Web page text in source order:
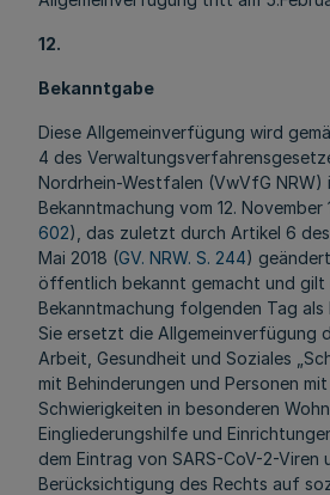
12.
Bekanntgabe
Diese Allgemeinverfügung wird
4 des
Nordrhein-Westfalen (VwVfG NRW)
Bekanntmachung vom 12. November
602), das zuletzt durch Artikel 6 des
Mai 2018 (GV. NRW. S. 244)
öffentlich bekannt gemacht und gilt
Bekanntmachung folgenden Tag
Sie ersetzt die Allgemeinverfügung
Arbeit, Gesundheit und Soziales
mit Behinderungen und Personen
Schwierigkeiten in besonderen
Eingliederungshilfe und
dem Eintrag von SARS-CoV-2-Viren
Berücksichtigung des Rechts auf